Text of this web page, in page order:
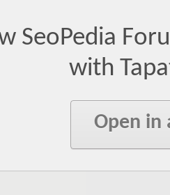
SeoPedia
with
Open in